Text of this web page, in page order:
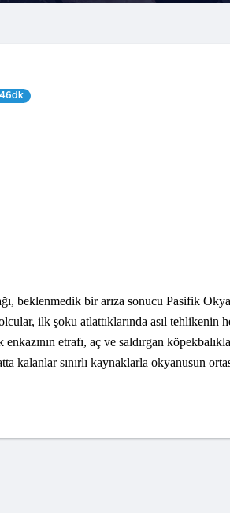
46dk
beklenmedik bir arıza sonucu Pasifik
ilk şoku atlattıklarında asıl tehlikenin
etrafı, aç ve saldırgan
kalanlar sınırlı kaynaklarla okyanusun